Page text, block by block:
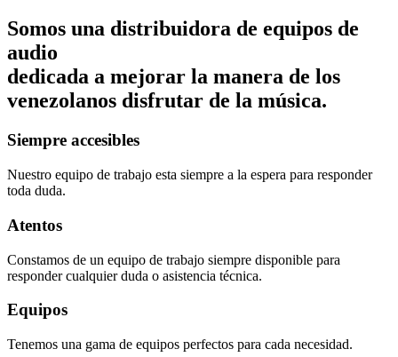
Somos una distribuidora de equipos de
audio
dedicada a mejorar la manera de los
venezolanos disfrutar de la música.
Siempre accesibles
Nuestro equipo de trabajo esta siempre a la espera para responder
toda duda.
Atentos
Constamos de un equipo de trabajo siempre disponible para
responder cualquier duda o asistencia técnica.
Equipos
Tenemos una gama de equipos perfectos para cada necesidad.